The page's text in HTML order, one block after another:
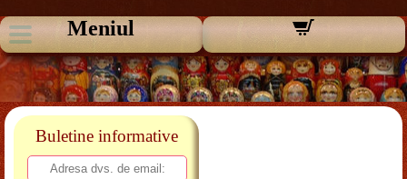
Meniul
Buletine informative